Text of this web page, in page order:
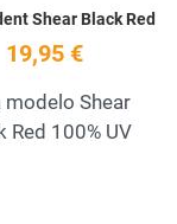
Shear Black Red
19,95 €
modelo Shear
Red 100% UV